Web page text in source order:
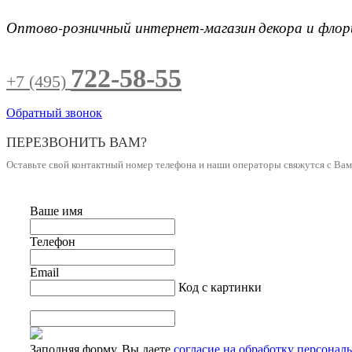
Оптово-розничный интернет-магазиндекора и
+7 (495) 722-58-55
Обратный звонок
ПЕРЕЗВОНИТЬ ВАМ?
Оставьте свой контактный номер телефона и наши операторы свяжутся с
Ваше имя
Телефон
Email
Код с картинки
Заполняя форму, Вы даете согласие на обработку